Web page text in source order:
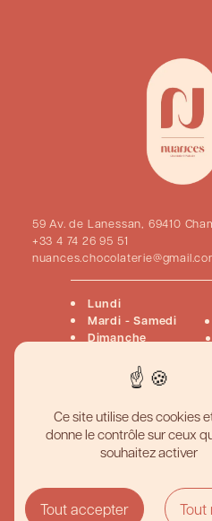
59 Av. de Lanessan, 69410
+33 4 74 26 95 51
Lundi
Mardi - Samedi
Dimanche
PâtisseriesChocolats
Pâtisserie artisanale
Meilleur gâteau
Pâtisserie
Chocolaterie
Création de desserts
Ce site utilise des cookies
donne le contrôle sur ceux
souhaitez activer
Tout accepter